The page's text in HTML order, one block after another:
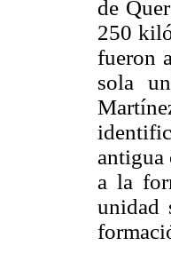
de
250
fueron
sola
antigua
a la
unidad